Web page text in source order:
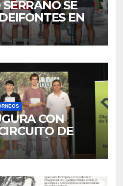
SE
EN
DEL VI
DE
CON
DE
DE